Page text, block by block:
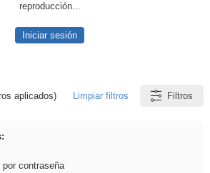
reproducción...
Iniciar sesión
aplicados) Limpiar filtros Filtros
contraseña